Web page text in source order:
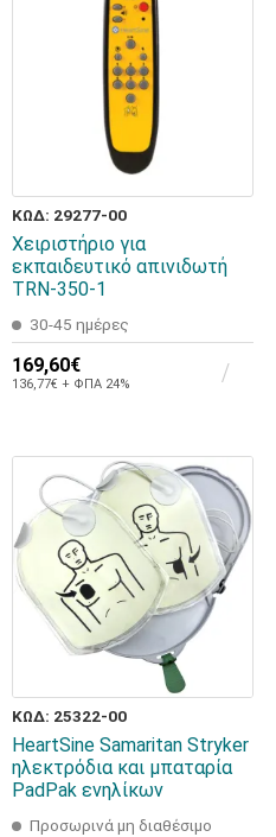
ΚΩΔ: 29277-00
Χειριστήριο για
εκπαιδευτικό απινιδωτή
TRN-350-1
30-45 ημέρες
169,60€
136,77€ + ΦΠΑ 24%
ΚΩΔ: 25322-00
HeartSine Samaritan Stryker
ηλεκτρόδια και μπαταρία
PadPak ενηλίκων
Προσωρινά μη διαθέσιμο